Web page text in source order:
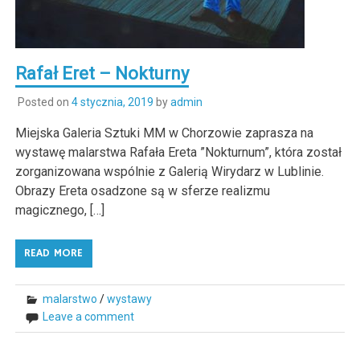
Rafał Eret – Nokturny
Posted on 4 stycznia, 2019 byadmin
Miejska Galeria Sztuki MM w Chorzowie zaprasza na
wystawę malarstwa Rafała Ereta ”Nokturnum”, która został
zorganizowana wspólnie z Galerią Wirydarz w Lublinie.
Obrazy Ereta osadzone są w sferze realizmu
magicznego, […]
READ MORE
malarstwo /wystawy
Leave a comment